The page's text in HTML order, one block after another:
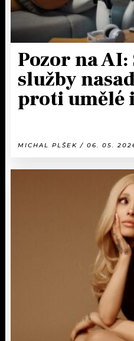
Pozor na
služby
proti umělé
MICHAL PLŠEK / 06. 05.